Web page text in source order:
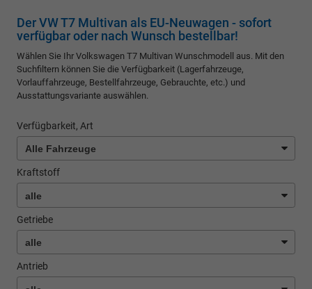
Der VW T7 Multivan als EU-Neuwagen - sofort
verfügbar oder nach Wunsch bestellbar!
Wählen Sie Ihr Volkswagen T7 Multivan Wunschmodell aus. Mit den
Suchfiltern können Sie die Verfügbarkeit (Lagerfahrzeuge,
Vorlauffahrzeuge, Bestellfahrzeuge, Gebrauchte, etc.) und
Ausstattungsvariante auswählen.
Verfügbarkeit, Art
Kraftstoff
Getriebe
Antrieb